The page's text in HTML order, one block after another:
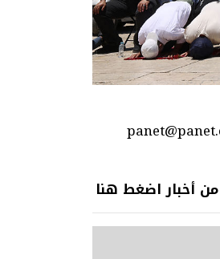
أخبار اضغط هنا